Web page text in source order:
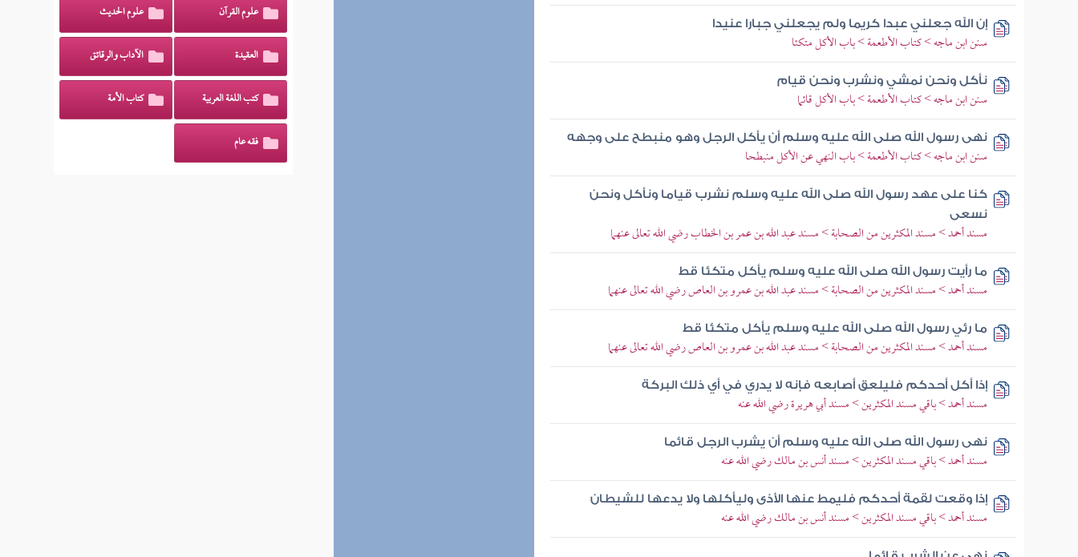
إن الله جعلني عبدا كريما ولم يجعلني جبارا عنيدا
سنن ابن ماجه > كتاب الأطعمة > باب الأكل متكئا
نأكل ونحن نمشي ونشرب ونحن قيام
سنن ابن ماجه > كتاب الأطعمة > باب الأكل قائما
نهى رسول الله صلى الله عليه وسلم أن يأكل الرجل وهو منبطح على وجهه
سنن ابن ماجه > كتاب الأطعمة > باب النهي عن الأكل منبطحا
كنا على عهد رسول الله صلى الله عليه وسلم نشرب قياما ونأكل ونحن
نسعى
مسند أحمد > مسند المكثرين من الصحابة > مسند عبد الله بن عمر بن الخطاب رضي الله تعالى عنهما
ما رأيت رسول الله صلى الله عليه وسلم يأكل متكئا قط
مسند أحمد > مسند المكثرين من الصحابة > مسند عبد الله بن عمرو بن العاص رضي الله تعالى عنهما
ما رئي رسول الله صلى الله عليه وسلم يأكل متكئا قط
مسند أحمد > مسند المكثرين من الصحابة > مسند عبد الله بن عمرو بن العاص رضي الله تعالى عنهما
إذا أكل أحدكم فليلعق أصابعه فإنه لا يدري في أي ذلك البركة
مسند أحمد > باقي مسند المكثرين > مسند أبي هريرة رضي الله عنه
نهى رسول الله صلى الله عليه وسلم أن يشرب الرجل قائما
مسند أحمد > باقي مسند المكثرين > مسند أنس بن مالك رضي الله عنه
إذا وقعت لقمة أحدكم فليمط عنها الأذى وليأكلها ولا يدعها للشيطان
مسند أحمد > باقي مسند المكثرين > مسند أنس بن مالك رضي الله عنه
علوم القرآن علوم الحديث
العقيدة الآداب والرقائق
كتب اللغة العربية كتاب الأمة
فقه عام